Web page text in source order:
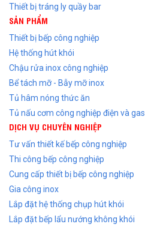
Thiết bị tráng ly quầy bar
SẢN PHẨM
Thiết bị bếp công nghiệp
Hệ thống hút khói
Chậu rửa inox công nghiệp
Bể tách mỡ - Bẫy mỡ inox
Tủ hâm nóng thức ăn
Tủ nấu cơm công nghiệp điện và gas
DỊCH VỤ CHUYÊN NGHIỆP
Tư vấn thiết kế bếp công nghiệp
Thi công bếp công nghiệp
Cung cấp thiết bị bếp công nghiệp
Gia công inox
Lắp đặt hệ thống chụp hút khói
Lắp đặt bếp lẩu nướng không khói